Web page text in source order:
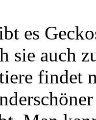
es
sie auch
findet